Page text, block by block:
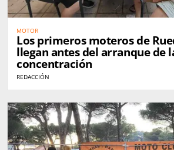
MOTOR
Los primeros moteros de
llegan antes del arranque de
concentración
REDACCIÓN